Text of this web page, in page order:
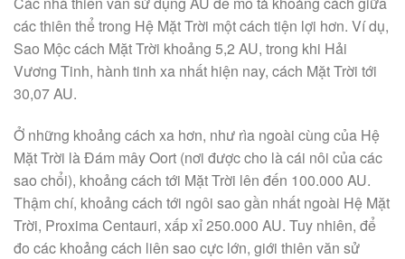
các thiên thể trong Hệ Mặt Trời một cách tiện lợi hơn. Ví dụ,
Sao Mộc cách Mặt Trời khoảng 5,2 AU, trong khi Hải
Vương Tinh, hành tinh xa nhất hiện nay, cách Mặt Trời tới
30,07 AU.
Ở những khoảng cách xa hơn, như rìa ngoài cùng của Hệ
Mặt Trời là Đám mây Oort (nơi được cho là cái nôi của các
sao chổi), khoảng cách tới Mặt Trời lên đến 100.000 AU.
Thậm chí, khoảng cách tới ngôi sao gần nhất ngoài Hệ Mặt
Trời, Proxima Centauri, xấp xỉ 250.000 AU. Tuy nhiên, để
đo các khoảng cách liên sao cực lớn, giới thiên văn sử